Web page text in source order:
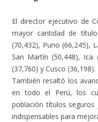
El director ejecutivo de
mayor cantidad de
(70,432), Puno (66,245),
San Martín (50,448), Ica
(37,760) y Cusco (36,198).
También resaltó los
en todo el Perú, los
población títulos
indispensables para